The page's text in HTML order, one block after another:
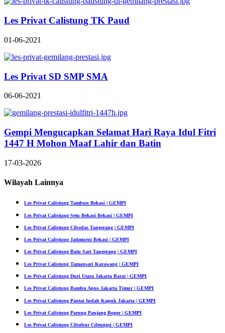
Les Privat Calistung TK Paud
01-06-2021
Les Privat SD SMP SMA
06-06-2021
Gempi Mengucapkan Selamat Hari Raya Idul Fitri
1447 H Mohon Maaf Lahir dan Batin
17-03-2026
Wilayah Lainnya
Les Privat Calistung Tambun Bekasi | GEMPI
Les Privat Calistung Setu Bekasi Bekasi | GEMPI
Les Privat Calistung Cibodas Tangerang | GEMPI
Les Privat Calistung Jatimurni Bekasi | GEMPI
Les Privat Calistung Batu Sari Tangerang | GEMPI
Les Privat Calistung Tamansari Karawang | GEMPI
Les Privat Calistung Duri Utara Jakarta Barat | GEMPI
Les Privat Calistung Bambu Apus Jakarta Timur | GEMPI
Les Privat Calistung Pantai Indah Kapuk Jakarta | GEMPI
Les Privat Calistung Parung Panjang Bogor | GEMPI
Les Privat Calistung Cibubur Cileungsi | GEMPI